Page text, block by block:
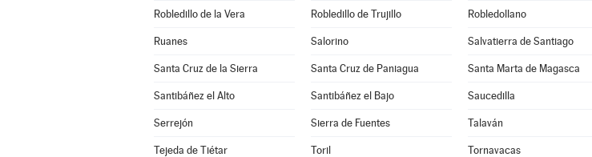
Robledillo de la Vera Robledillo de Trujillo Robledollano
Ruanes Salorino Salvatierra de Santiago
Santa Cruz de la Sierra Santa Cruz de Paniagua Santa Marta de Magasca
Santibáñez el Alto Santibáñez el Bajo Saucedilla
Serrejón Sierra de Fuentes Talaván
Tejeda de Tiétar Toril Tornavacas